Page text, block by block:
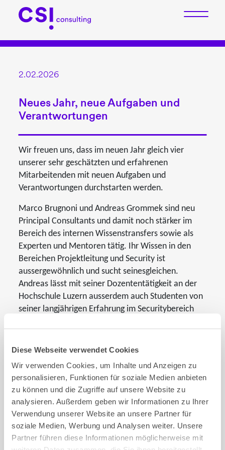
Diese Webseite verwendet Cookies
Wir verwenden Cookies, um Inhalte und Anzeigen zu
personalisieren, Funktionen für soziale Medien anbieten
zu können und die Zugriffe auf unsere Website zu
analysieren. Außerdem geben wir Informationen zu Ihrer
Verwendung unserer Website an unsere Partner für
soziale Medien, Werbung und Analysen weiter. Unsere
Partner führen diese Informationen möglicherweise mit
2.02.2026
Neues Jahr, neue Aufgaben und
Verantwortungen
Wir freuen uns, dass im neuen Jahr gleich vier
unserer sehr geschätzten und erfahrenen
Mitarbeitenden mit neuen Aufgaben und
Verantwortungen durchstarten werden.
Marco Brugnoni und Andreas Grommek sind neu
Principal Consultants und damit noch stärker im
Bereich des internen Wissenstransfers sowie als
Experten und Mentoren tätig. Ihr Wissen in den
Bereichen Projektleitung und Security ist
aussergewöhnlich und sucht seinesgleichen.
Andreas lässt mit seiner Dozententätigkeit an der
Hochschule Luzern ausserdem auch Studenten von
seiner langjährigen Erfahrung im Securitybereich
Gianni Pedrazzini und Roman Moser sind neu in der
Funktion des Senior Consultants unterwegs. Sie
leiten und verantworten damit nun grössere und
komplexere Projekte als fachliche Spezialisten –
methodisch versiert, selbständig und mit stark
ausgeprägtem CSI-Qualitätsbewusstsein.
Dienstleistungsorientiert wie immer, können sie so
nun noch mehr für unsere Kunden und uns